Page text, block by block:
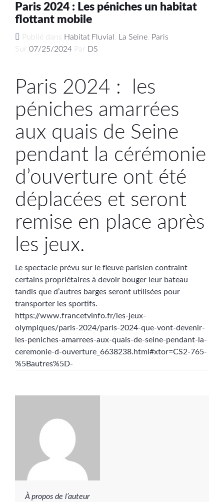
Paris 2024 : Les péniches un habitat
flottant mobile
Publié dans Habitat Fluvial La Seine Paris
Sur 07/25/2024 Par DS
Paris 2024 : les
péniches amarrées
aux quais de Seine
pendant la cérémonie
d’ouverture ont été
déplacées et seront
remise en place après
les jeux.
Le spectacle prévu sur le fleuve parisien contraint
certains propriétaires à devoir bouger leur bateau
tandis que d’autres barges seront utilisées pour
transporter les sportifs.
https://www.francetvinfo.fr/les-jeux-
olympiques/paris-2024/paris-2024-que-vont-devenir-
les-peniches-amarrees-aux-quais-de-seine-pendant-la-
ceremonie-d-ouverture_6638238.html#xtor=CS2-765-
%5Bautres%5D-
À propos de l’auteur